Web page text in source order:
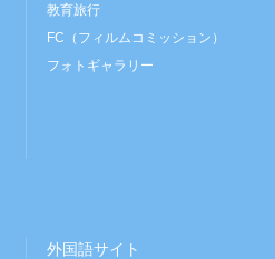
教育旅行
FC（フィルムコミッション）
フォトギャラリー
外国語サイト